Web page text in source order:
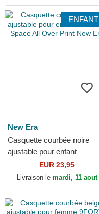
ENFANT
New Era
Casquette courbée noire
ajustable pour enfant
9FORTY Space All Over
Print New Era
EUR 23,95
Livraison le mardi, 11 aout